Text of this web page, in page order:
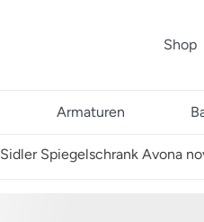
Shop
Armaturen
Sidler Spiegelschrank Avona